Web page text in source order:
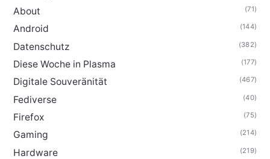
About (71)
Android (144)
Datenschutz (382)
Diese Woche in Plasma (177)
Digitale Souveränität (467)
Fediverse (40)
Firefox (75)
Gaming (214)
Hardware (219)